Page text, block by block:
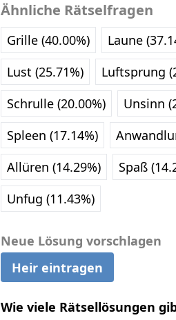
Ähnliche Rätselfragen
Grille (40.00%) Laune
Lust (25.71%)
Luftsprung
Schrulle (20.00%)
Unsinn
Spleen (17.14%)
Allüren (14.29%)
Spaß
Unfug (11.43%)
Neue Lösung vorschlagen
Heir eintragen
Wie viele Rätsellösungen